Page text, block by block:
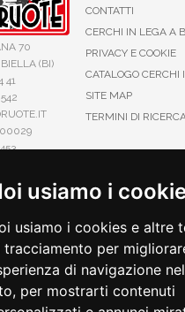
usiamo i
usiamo i cookies e altre
tracciamento per
di navigazione
per mostrarti contenuti
70
(BI)
41
CONTATTI
CERCHI IN LEGA A
PRIVACY E COOKIE
CATALOGO CERCHI
SITE MAP
TERMINI DI
DA
ORDINI
CARTA DI
PAYPAL
CONTRASSEGNO
POSTEPAY